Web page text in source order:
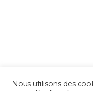
Nous utilisons des